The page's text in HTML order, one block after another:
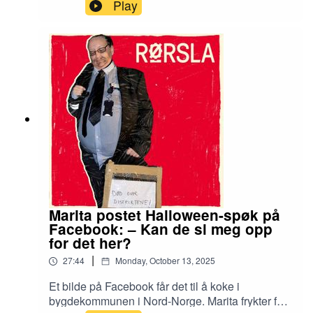
Ikea-kokken Merethe Solberg ble avsatt som
leder av avdelinga i januar i år, da forbundsstyret
satte avdelingen under administrasjon. Et knapt
halvår senere tar Solberg sitt eget forbund til
retten. Hva skjedde? Royalty-free music by
Slip.stream https://slip.stream
Play
Marita postet Halloween-spøk på
Facebook: – Kan de si meg opp
for det her?
27:44 | Monday, October 13, 2025
Et bilde på Facebook får det til å koke i
bygdekommunen i Nord-Norge. Marita frykter for